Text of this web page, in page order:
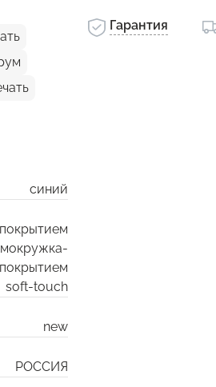
синий
soft-touch
new
РОССИЯ
Гарантия